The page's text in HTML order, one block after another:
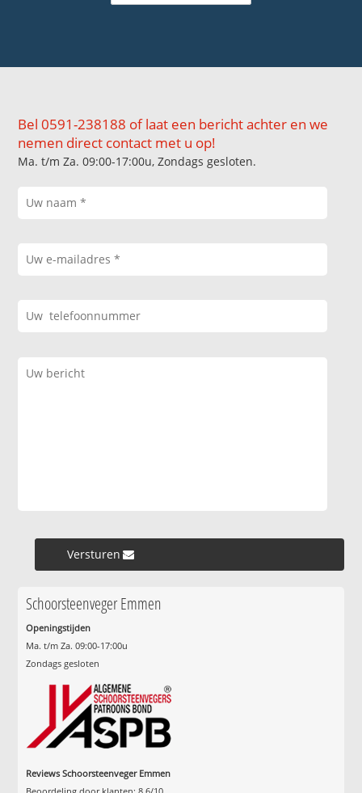
Bel 0591-238188 of laat een bericht achter en we
nemen direct contact met u op!
Ma. t/m Za. 09:00-17:00u, Zondags gesloten.
Versturen »
Schoorsteenveger Emmen
Openingstijden
Ma. t/m Za. 09:00-17:00u
Zondags gesloten
Reviews Schoorsteenveger Emmen